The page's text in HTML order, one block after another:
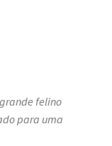
felino
para uma